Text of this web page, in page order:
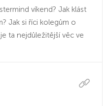
víkend? Jak klást
Jak si říci kolegům o
ta nejdůležitější věc ve